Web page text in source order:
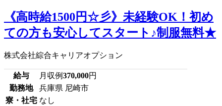
《高時給1500円☆彡》未経験OK！初め
ての方も安心してスタート♪制服無料★
株式会社綜合キャリアオプション
給与 月収例370,000円
勤務地
兵庫県 尼崎市
寮・社宅 なし